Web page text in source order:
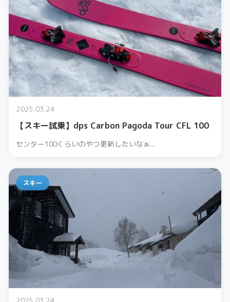
2025.03.24
【スキー試乗】dps Carbon Pagoda Tour CFL 100
センター100くらいのやつ更新したいなぁ...
スキー